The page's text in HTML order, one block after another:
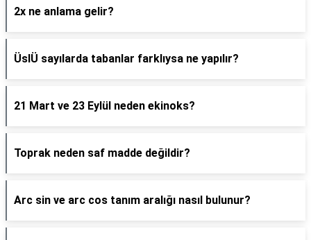
2x ne anlama gelir?
ÜslÜ sayılarda tabanlar farklıysa ne yapılır?
21 Mart ve 23 Eylül neden ekinoks?
Toprak neden saf madde değildir?
Arc sin ve arc cos tanım aralığı nasıl bulunur?